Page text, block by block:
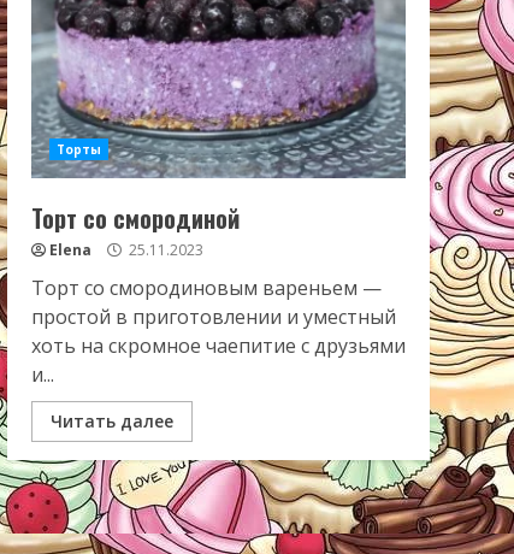
Торты
Торт со смородиной
Elena 25.11.2023
Торт со смородиновым вареньем —
простой в приготовлении и уместный
хоть на скромное чаепитие с друзьями
и...
Читать далее